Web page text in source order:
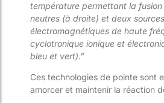
température permettant la fusion
neutres (à droite) et deux
électromagnétiques de haute
cyclotronique ionique et
bleu et vert).”
Ces technologies de pointe sont
amorcer et maintenir la réaction